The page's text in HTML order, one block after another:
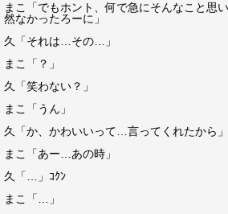
まこ「でもホント、何で急にそんなこと思
然なかったろーに」
久「それは…その…」
まこ「？」
久「笑わない？」
まこ「うん」
久「か、かわいいって…言ってくれたから
まこ「あー…あの時」
久「…」ｺｸﾝ
まこ「…」